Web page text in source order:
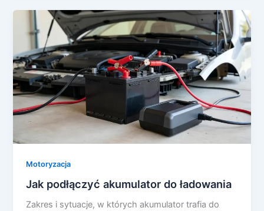
Motoryzacja
Jak podłączyć akumulator do ładowania
Zakres i sytuacje, w których akumulator trafia do